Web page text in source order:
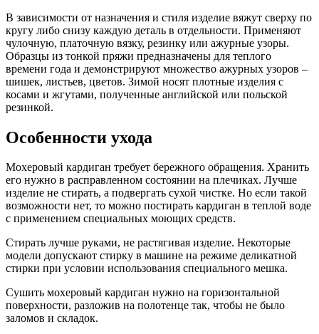
В зависимости от назначения и стиля изделие вяжут сверху по
кругу либо снизу каждую деталь в отдельности. Применяют
чулочную, платочную вязку, резинку или ажурные узоры.
Образцы из тонкой пряжи предназначены для теплого
времени года и демонстрируют множество ажурных узоров –
шишек, листьев, цветов. Зимой носят плотные изделия с
косами и жгутами, полученные английской или польской
резинкой.
Особенности ухода
Мохеровый кардиган требует бережного обращения. Хранить
его нужно в расправленном состоянии на плечиках. Лучше
изделие не стирать, а подвергать сухой чистке. Но если такой
возможности нет, то можно постирать кардиган в теплой воде
с применением специальных моющих средств.
Стирать лучше руками, не растягивая изделие. Некоторые
модели допускают стирку в машине на режиме деликатной
стирки при условии использования специального мешка.
Сушить мохеровый кардиган нужно на горизонтальной
поверхности, разложив на полотенце так, чтобы не было
заломов и складок.